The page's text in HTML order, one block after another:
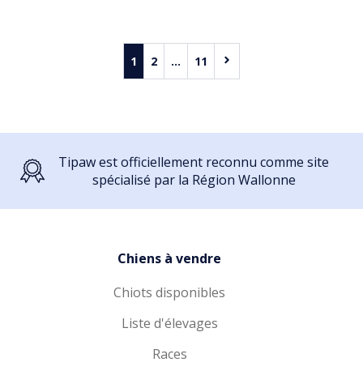
1 2 ... 11
Tipaw est officiellement reconnu comme site
spécialisé par la Région Wallonne
Chiens à vendre
Chiots disponibles
Liste d'élevages
Races